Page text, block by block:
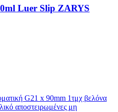
Luer Slip ZARYS